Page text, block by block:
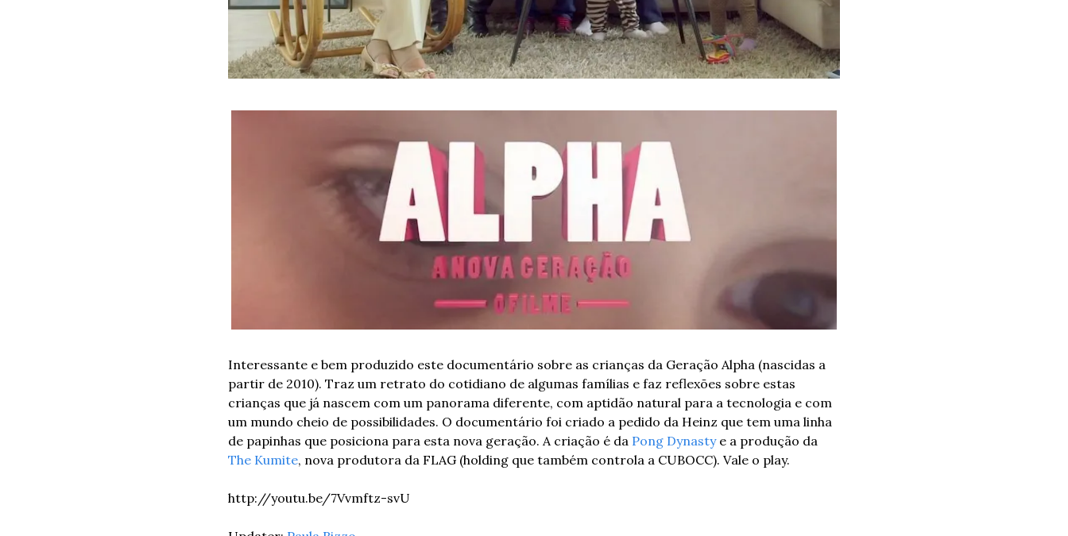
Interessante e bem produzido este documentário sobre as crianças da Geração Alpha (nascidas a
partir de 2010). Traz um retrato do cotidiano de algumas famílias e faz reflexões sobre estas
crianças que já nascem com um panorama diferente, com aptidão natural para a tecnologia e com
um mundo cheio de possibilidades. O documentário foi criado a pedido da Heinz que tem uma linha
de papinhas que posiciona para esta nova geração. A criação é da Pong Dynasty
The Kumite, nova produtora da FLAG (holding que também controla a CUBOCC). Vale o play.
http://youtu.be/7Vvmftz-svU